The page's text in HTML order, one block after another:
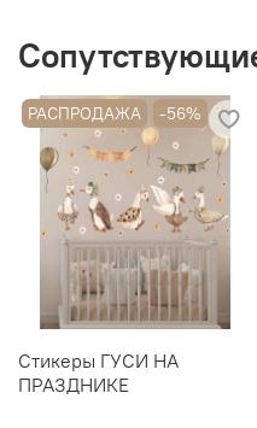
РАСПРОДАЖА -56%
Стикеры ГУСИ НА
ПРАЗДНИКЕ